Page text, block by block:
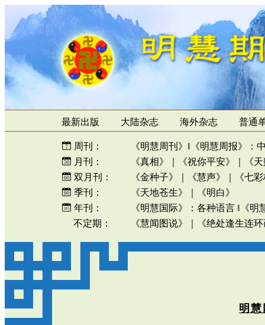
最新出版 大陆杂志 海外杂志 普通
周刊： 《明慧周刊》 ‖ 《明慧周报》 ：
月刊：
《真相》 《祝你平安》
《
双月刊：
《金种子》 《慧声》
《七
季刊：
《天地苍生》
《明白》
年刊：
《明慧国际》 ： 各种语言 ‖ 《明
不定期：
《慧闻图说》 《绝处逢生连
明慧